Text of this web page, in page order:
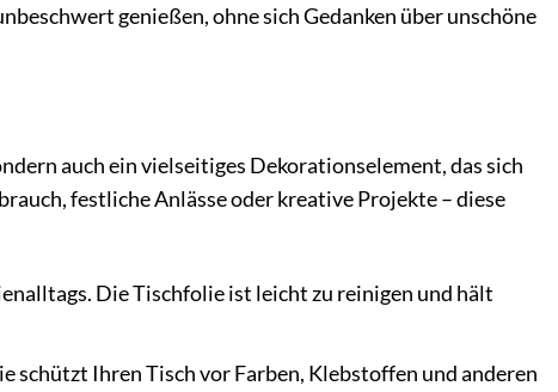
genießen, ohne sich Gedanken über unschöne
auch ein vielseitiges Dekorationselement, das sich
festliche Anlässe oder kreative Projekte – diese
Die Tischfolie ist leicht zu reinigen und hält
schützt Ihren Tisch vor Farben, Klebstoffen und anderen